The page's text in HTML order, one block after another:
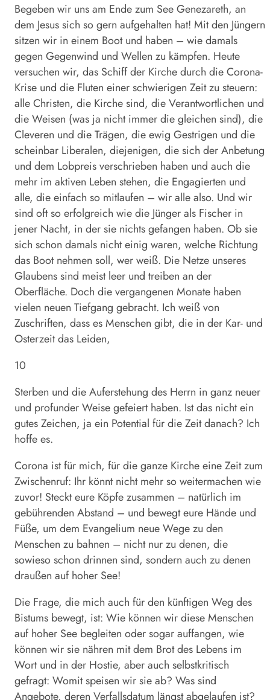
Begeben wir uns am Ende zum See Genezareth, an
dem Jesus sich so gern aufgehalten hat! Mit den Jüngern
sitzen wir in einem Boot und haben – wie damals
gegen Gegenwind und Wellen zu kämpfen. Heute
versuchen wir, das Schiff der Kirche durch die Corona-
Krise und die Fluten einer schwierigen Zeit zu steuern:
alle Christen, die Kirche sind, die Verantwortlichen und
die Weisen (was ja nicht immer die gleichen sind), die
Cleveren und die Trägen, die ewig Gestrigen und die
scheinbar Liberalen, diejenigen, die sich der Anbetung
und dem Lobpreis verschrieben haben und auch die
mehr im aktiven Leben stehen, die Engagierten und
alle, die einfach so mitlaufen – wir alle also. Und wir
sind oft so erfolgreich wie die Jünger als Fischer in
jener Nacht, in der sie nichts gefangen haben. Ob sie
sich schon damals nicht einig waren, welche Richtung
das Boot nehmen soll, wer weiß. Die Netze unseres
Glaubens sind meist leer und treiben an der
Oberfläche. Doch die vergangenen Monate haben
vielen neuen Tiefgang gebracht. Ich weiß von
Zuschriften, dass es Menschen gibt, die in der Kar- und
Osterzeit das Leiden,
10
Sterben und die Auferstehung des Herrn in ganz neuer
und profunder Weise gefeiert haben. Ist das nicht ein
gutes Zeichen, ja ein Potential für die Zeit danach? Ich
hoffe es.
Corona ist für mich, für die ganze Kirche eine Zeit zum
Zwischenruf: Ihr könnt nicht mehr so weitermachen wie
zuvor! Steckt eure Köpfe zusammen – natürlich im
gebührenden Abstand – und bewegt eure Hände und
Füße, um dem Evangelium neue Wege zu den
Menschen zu bahnen – nicht nur zu denen, die
sowieso schon drinnen sind, sondern auch zu denen
draußen auf hoher See!
Die Frage, die mich auch für den künftigen Weg des
Bistums bewegt, ist: Wie können wir diese Menschen
auf hoher See begleiten oder sogar auffangen, wie
können wir sie nähren mit dem Brot des Lebens im
Wort und in der Hostie, aber auch selbstkritisch
gefragt: Womit speisen wir sie ab? Was sind
Angebote, deren Verfallsdatum längst abgelaufen ist?